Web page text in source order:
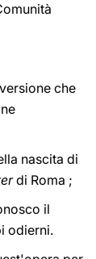
che
nascita di
di Roma ;
il
odierni.